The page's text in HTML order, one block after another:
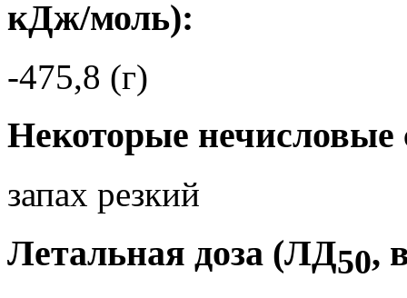
кДж/моль):
-475,8 (г)
Некоторые нечисловые
запах резкий
Летальная доза (ЛД50,